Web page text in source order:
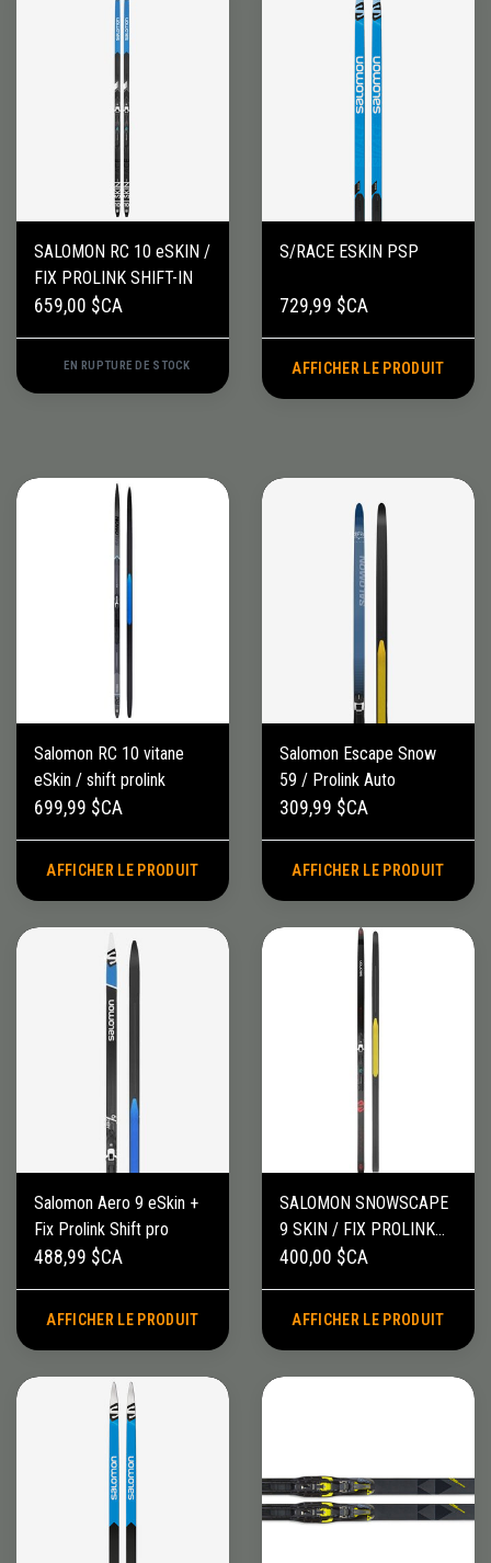
SALOMON RC 10 eSKIN /
FIX PROLINK SHIFT-IN
659,00 $CA
EN RUPTURE DE STOCK
S/RACE ESKIN PSP
729,99 $CA
AFFICHER LE PRODUIT
Salomon RC 10 vitane
eSkin / shift prolink
699,99 $CA
AFFICHER LE PRODUIT
Salomon Escape Snow
59 / Prolink Auto
309,99 $CA
AFFICHER LE PRODUIT
Salomon Aero 9 eSkin +
Fix Prolink Shift pro
488,99 $CA
AFFICHER LE PRODUIT
SALOMON SNOWSCAPE
9 SKIN / FIX PROLINK
SHIFT PRO
400,00 $CA
AFFICHER LE PRODUIT